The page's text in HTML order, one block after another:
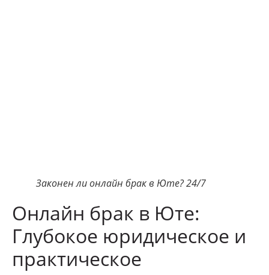
Законен ли онлайн брак в Юте? 24/7
Онлайн брак в Юте:
Глубокое юридическое и
практическое